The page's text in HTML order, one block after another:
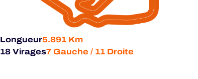
Longueur5.891 Km
18 Virages7 Gauche / 11 Droite